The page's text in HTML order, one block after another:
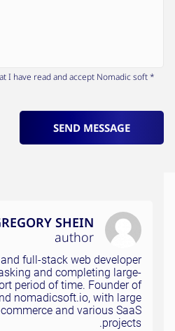
* By sending this form I confirm that I have read and accept Nomadic soft
SEND MESSAGE
SHEIN
author
full-stack web developer
and completing large-
period of time. Founder of
nomadicsoft.io, with large
and various SaaS
projects.